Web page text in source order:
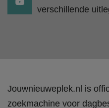
verschillende
Jouwnieuweplek.nl is
zoekmachine voor